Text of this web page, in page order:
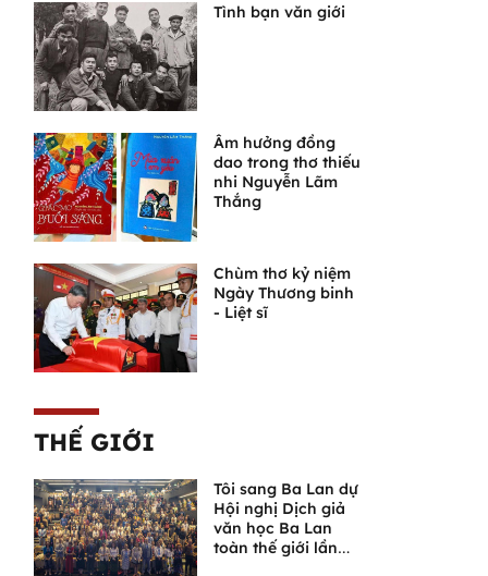
Tình bạn văn giới
Âm hưởng đồng
dao trong thơ thiếu
nhi Nguyễn Lãm
Thắng
Chùm thơ kỷ niệm
Ngày Thương binh
- Liệt sĩ
THẾ GIỚI
Tôi sang Ba Lan dự
Hội nghị Dịch giả
văn học Ba Lan
toàn thế giới lần